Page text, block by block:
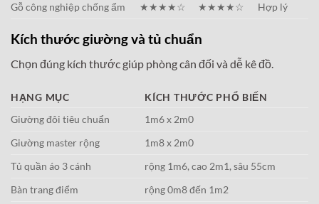
Gỗ công nghiệp chống ẩm
★★★★☆ ★★★★☆ Hợp lý
Kích thước giường và tủ chuẩn
Chọn đúng kích thước giúp phòng cân đối và dễ kê đồ.
HẠNG MỤC
KÍCH THƯỚC PHỔ BIẾN
Giường đôi tiêu chuẩn
1m6 x 2m0
Giường master rộng
1m8 x 2m0
Tủ quần áo 3 cánh
rộng 1m6, cao 2m1, sâu 55cm
Bàn trang điểm
rộng 0m8 đến 1m2